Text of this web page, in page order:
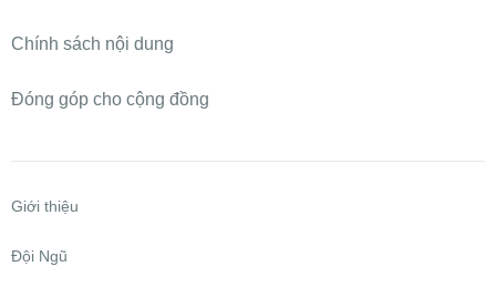
Chính sách nội dung
Đóng góp cho cộng đồng
Giới thiệu
Đội Ngũ